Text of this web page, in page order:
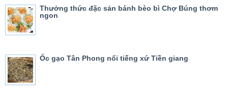
Thưởng thức đặc sản bánh bèo bì Chợ Búng thơm
ngon
Ốc gạo Tân Phong nổi tiếng xứ Tiền giang